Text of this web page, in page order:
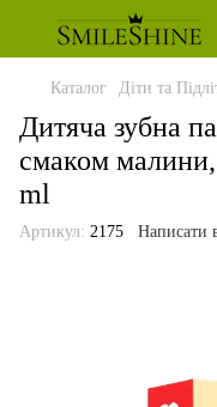
Каталог Діти та
Дитяча зубна
смаком
ml
Артикул: 2175 Написати